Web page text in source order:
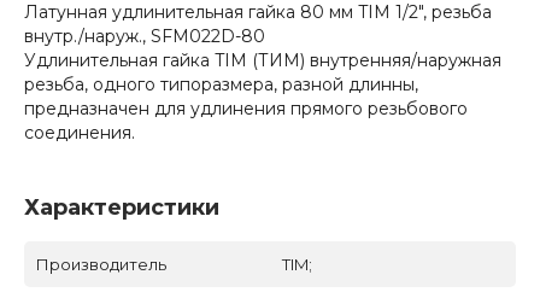
Латунная удлинительная гайка 80 мм TIM 1/2", резьба
внутр./наруж., SFM022D-80
Удлинительная гайка TIM (ТИМ) внутренняя/наружная
резьба, одного типоразмера, разной длинны,
предназначен для удлинения прямого резьбового
соединения.
Характеристики
Производитель TIM;